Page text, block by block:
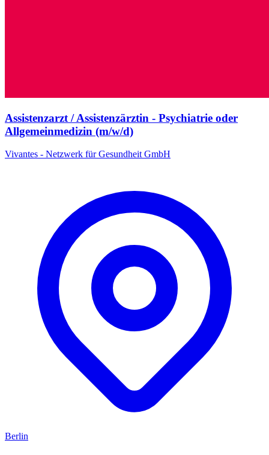
Assistenzarzt / Assistenzärztin - Psychiatrie oder
Allgemeinmedizin (m/w/d)
Vivantes - Netzwerk für Gesundheit GmbH
Berlin